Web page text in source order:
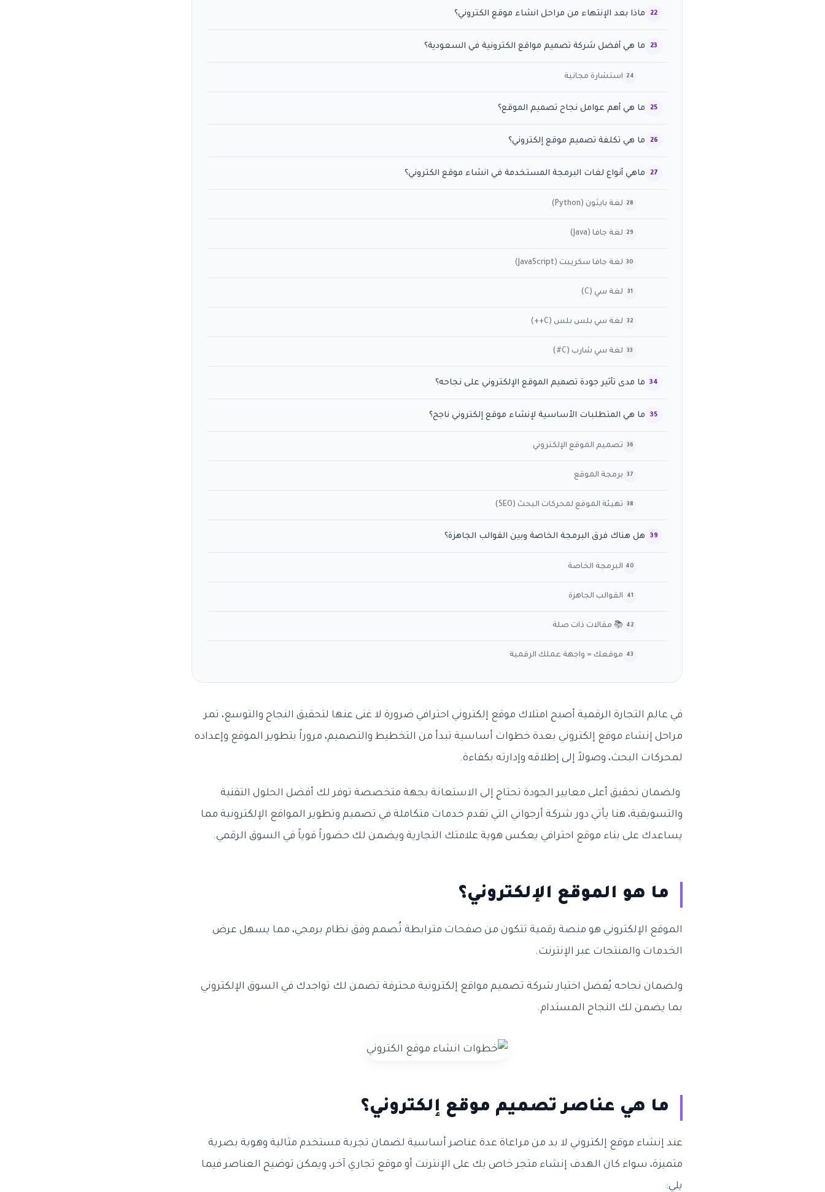
ماذا بعد الإنتهاء من مراحل انشاء موقع الكتروني؟
ما هي أفضل شركة تصميم مواقع الكترونية في السعودية؟
استشارة مجانية
ما هي أهم عوامل نجاح تصميم الموقع؟
ما هي تكلفة تصميم موقع إلكتروني؟
ماهي أنواع لغات البرمجة المستخدمة في انشاء موقع الكتروني؟
لغة بايثون (Python)
لغة جافا (Java)
لغة جافا سكريبت (JavaScript)
لغة سي (C)
لغة سي بلس بلس (C++)
لغة سي شارب (C#)
ما مدى تأثير جودة تصميم الموقع الإلكتروني على نجاحه؟
ما هي المتطلبات الأساسية لإنشاء موقع إلكتروني ناجح؟
تصميم الموقع الإلكتروني
برمجة الموقع
تهيئة الموقع لمحركات البحث (SEO)
هل هناك فرق البرمجة الخاصة وبين القوالب الجاهزة؟
البرمجة الخاصة
القوالب الجاهزة
📚 مقالات ذات صلة
موقعك = واجهة عملك الرقمية
في عالم التجارة الرقمية أصبح امتلاك موقع إلكتروني احترافي ضرورة لا غنى عنها لتحقيق النجاح والتوسع، تمر
مراحل إنشاء موقع إلكتروني بعدة خطوات أساسية تبدأ من التخطيط والتصميم، مروراً بتطوير الموقع وإعداده
لمحركات البحث، وصولاً إلى إطلاقه وإدارته بكفاءة.
ولضمان تحقيق أعلى معايير الجودة تحتاج إلى الاستعانة بجهة متخصصة توفر لك أفضل الحلول التقنية
والتسويقية، هنا يأتي دور شركة أرجواني التي تقدم خدمات متكاملة في تصميم وتطوير المواقع الإلكترونية مما
يساعدك على بناء موقع احترافي يعكس هوية علامتك التجارية ويضمن لك حضوراً قوياً في السوق الرقمي.
ما هو الموقع الإلكتروني؟
الموقع الإلكتروني هو منصة رقمية تتكون من صفحات مترابطة تُصمم وفق نظام برمجي، مما يسهل عرض
الخدمات والمنتجات عبر الإنترنت.
ولضمان نجاحه يُفضل اختيار شركة تصميم مواقع إلكترونية محترفة تضمن لك تواجدك في السوق الإلكتروني
بما يضمن لك النجاح المستدام.
ما هي عناصر تصميم موقع إلكتروني؟
عند إنشاء موقع إلكتروني لا بد من مراعاة عدة عناصر أساسية لضمان تجربة مستخدم مثالية وهوية بصرية
متميزة، سواء كان الهدف إنشاء متجر خاص بك على الإنترنت أو موقع تجاري آخر، ويمكن توضيح العناصر فيما
يلي: